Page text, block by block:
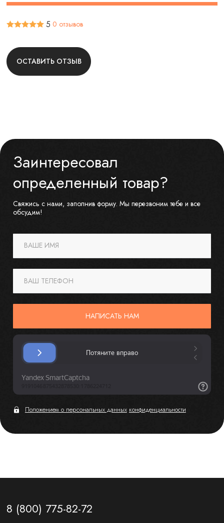
5 0 отзывов
ОСТАВИТЬ ОТЗЫВ
Заинтересовал
определенный товар?
Свяжись с нами, заполнив форму. Мы перезвоним тебе и все
обсудим!
ВАШЕ ИМЯ
ВАШ ТЕЛЕФОН
НАПИСАТЬ НАМ
Положением о персональных данных конфиденциальности
8 (800) 775-82-72